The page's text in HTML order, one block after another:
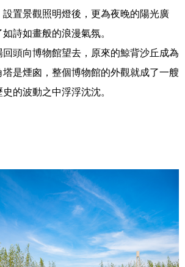
設置景觀照明燈後，更為夜晚的陽光廣
詩如畫般的浪漫氣氛。
回頭向博物館望去，原來的鯨背沙丘成為
塔是煙囪，整個博物館的外觀就成了一艘
的波動之中浮浮沈沈。